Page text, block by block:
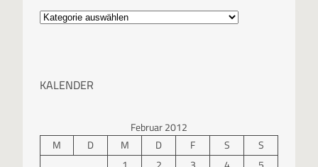
KALENDER
Februar 2012
M
D M D F S
S